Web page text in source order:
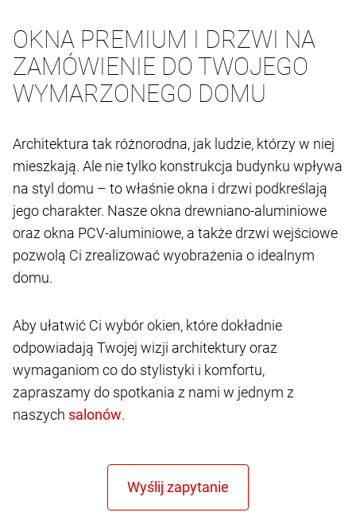
OKNA PREMIUM I DRZWI NA
ZAMÓWIENIE DO TWOJEGO
WYMARZONEGO DOMU
Architektura tak różnorodna, jak ludzie, którzy w niej
mieszkają. Ale nie tylko konstrukcja budynku wpływa
na styl domu – to właśnie okna i drzwi podkreślają
jego charakter. Nasze okna drewniano-aluminiowe
oraz okna PCV-aluminiowe, a także drzwi wejściowe
pozwolą Ci zrealizować wyobrażenia o idealnym
domu.
Aby ułatwić Ci wybór okien, które dokładnie
odpowiadają Twojej wizji architektury oraz
wymaganiom co do stylistyki i komfortu,
zapraszamy do spotkania z nami w jednym z
naszych
.